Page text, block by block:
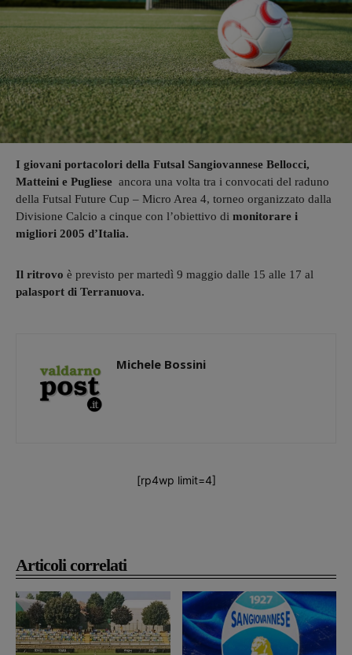
Articoli correlati
I giovani portacolori della Futsal Sangiovannese Bellocci,
Matteini e Pugliese ancora una volta tra i convocati del raduno
della Futsal Future Cup – Micro Area 4, torneo organizzato dalla
Divisione Calcio a cinque con l’obiettivo di monitorare i
migliori 2005 d’Italia.
Il ritrovo è previsto per martedì 9 maggio dalle 15 alle 17 al
palasport di Terranuova.
Michele Bossini
[rp4wp limit=4]